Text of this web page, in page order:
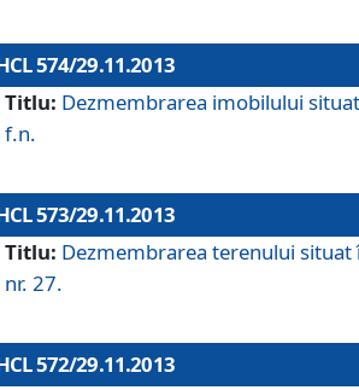
574/29.11.2013
Titlu: Dezmembrarea imobilului
f.n.
573/29.11.2013
Titlu: Dezmembrarea terenului situat
nr. 27.
572/29.11.2013